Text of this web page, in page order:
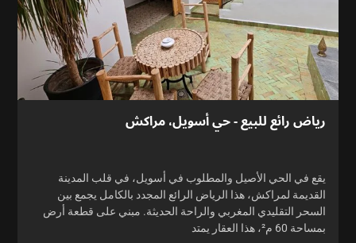
رياض رائع للبيع - حي أسويل، مراكش
يقع في الحي الأصيل والمطلوب في أسويل، في قلب المدينة
القديمة لمراكش، هذا الرياض الرائع المجدد بالكامل يجمع بين
السحر التقليدي المغربي والراحة الحديثة. مبني على قطعة أرض
بمساحة 60 م²، هذا العقار يمتد